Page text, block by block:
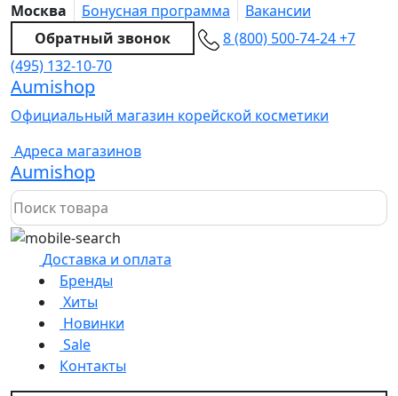
Москва Бонусная программа
Вакансии
Обратный звонок
8 (800) 500-74-24+7
(495) 132-10-70
Aumishop
Официальный магазин корейской косметики
Адреса магазинов
Aumishop
Доставка и оплата
Бренды
Хиты
Новинки
Sale
Контакты